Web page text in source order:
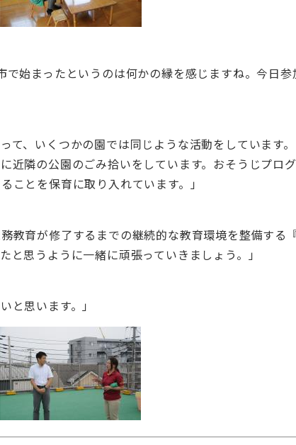
で始まったというのは何かの縁を感じますね。今日
て、いくつかの園では同じような活動をしています
近隣の公園のごみ拾いをしています。おそうじプロ
ことを保育に取り入れています。」
教育が修了するまでの継続的な教育環境を整備す
思うように一緒に頑張っていきましょう。」
と思います。」